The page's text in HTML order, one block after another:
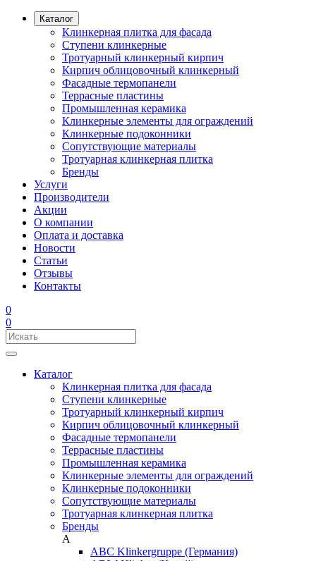
Каталог
Клинкерная плитка для фасада
Ступени клинкерные
Тротуарный клинкерный кирпич
Кирпич облицовочный клинкерный
Фасадные термопанели
Террасные пластины
Промышленная керамика
Клинкерные элементы для ограждений
Клинкерные подоконники
Сопутствующие материалы
Тротуарная клинкерная плитка
Бренды
Услуги
Производители
Акции
О компании
Оплата и доставка
Новости
Статьи
Отзывы
Контакты
0
0
Каталог
Клинкерная плитка для фасада
Ступени клинкерные
Тротуарный клинкерный кирпич
Кирпич облицовочный клинкерный
Фасадные термопанели
Террасные пластины
Промышленная керамика
Клинкерные элементы для ограждений
Клинкерные подоконники
Сопутствующие материалы
Тротуарная клинкерная плитка
Бренды
A
ABC Klinkergruppe (Германия)